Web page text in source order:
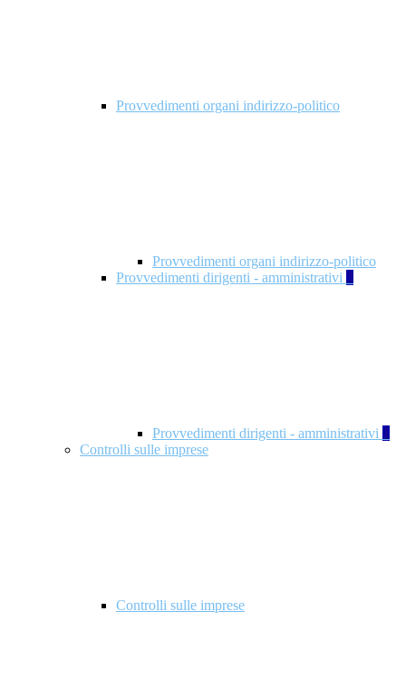
Provvedimenti organi indirizzo-politico
Provvedimenti organi indirizzo-politico
Provvedimenti dirigenti - amministrativi 3
Provvedimenti dirigenti - amministrativi 1
Controlli sulle imprese
Controlli sulle imprese